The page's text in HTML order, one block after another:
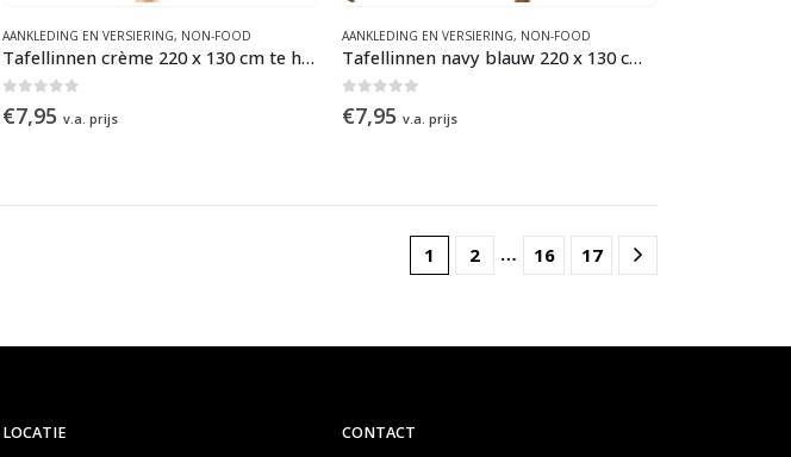
AANKLEDING EN VERSIERING, NON-FOOD
Tafellinnen crème 220 x 130 cm te huur
€7,95 v.a. prijs
AANKLEDING EN VERSIERING, NON-FOOD
Tafellinnen navy blauw 220 x 130 cm te huur
€7,95 v.a. prijs
1 2 … 16 17
LOCATIE CONTACT